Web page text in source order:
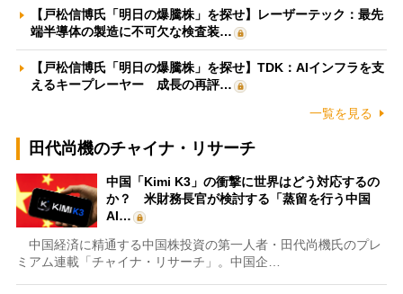
【戸松信博氏「明日の爆騰株」を探せ】レーザーテック：最先
端半導体の製造に不可欠な検査装…
【戸松信博氏「明日の爆騰株」を探せ】TDK：AIインフラを支
えるキープレーヤー 成長の再評…
一覧を見る
田代尚機のチャイナ・リサーチ
中国「Kimi K3」の衝撃に世界はどう対応するの
か？ 米財務長官が検討する「蒸留を行う中国
AI…
中国経済に精通する中国株投資の第一人者・田代尚機氏のプレ
ミアム連載「チャイナ・リサーチ」。中国企…